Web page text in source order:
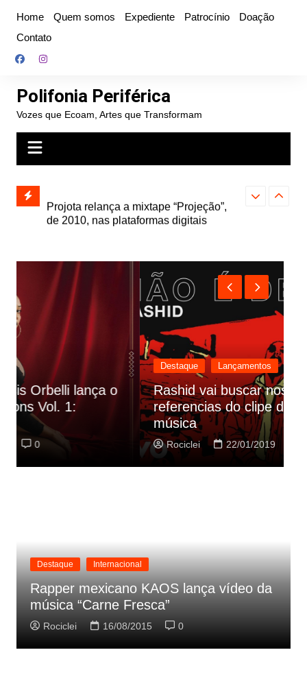
conteúdo
Home Quem somos Expediente Patrocínio
Doação
Contato
Polifonia Periférica
Vozes que Ecoam, Artes que Transformam
e abre
autoral,
de 2010, nas plataformas digitais
Farofa
Destaque Lançamentos
Rashid vai buscar nos HQs as
referencias do clipe de sua nova
música
Rociclei 22/01/2019 0
Destaque Internacional
Rapper mexicano KAOS lança vídeo da
música “Carne Fresca”
Rociclei 16/08/2015 0